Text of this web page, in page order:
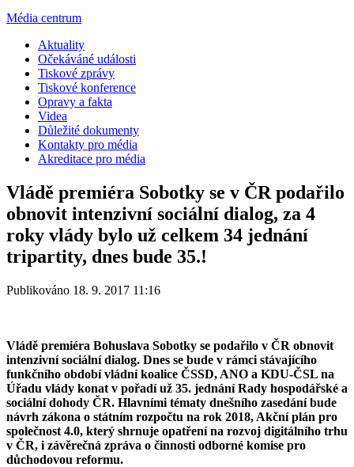
Média centrum
Aktuality
Očekáváné události
Tiskové zprávy
Tiskové konference
Opravy a fakta
Videa
Důležité dokumenty
Kontakty pro média
Akreditace pro média
Vládě premiéra Sobotky se v ČR podařilo
obnovit intenzivní sociální dialog, za 4
roky vlády bylo už celkem 34 jednání
tripartity, dnes bude 35.!
Publikováno 18. 9. 2017 11:16
Vládě premiéra Bohuslava Sobotky se podařilo v ČR obnovit
intenzivní sociální dialog. Dnes se bude v rámci stávajícího
funkčního období vládní koalice ČSSD, ANO a KDU-ČSL na
Úřadu vlády konat v pořadí už 35. jednání Rady hospodářské a
sociální dohody ČR. Hlavními tématy dnešního zasedání bude
návrh zákona o státním rozpočtu na rok 2018, Akční plán pro
společnost 4.0, který shrnuje opatření na rozvoj digitálního trhu
v ČR, i závěrečná zpráva o činnosti odborné komise pro
důchodovou reformu.